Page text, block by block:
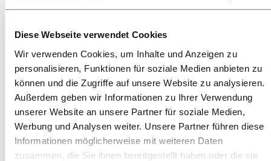
Diese Webseite verwendet Cookies
Wir verwenden Cookies, um Inhalte und Anzeigen zu
personalisieren, Funktionen für soziale Medien anbieten zu
können und die Zugriffe auf unsere Website zu analysieren.
Außerdem geben wir Informationen zu Ihrer Verwendung
unserer Website an unsere Partner für soziale Medien,
Werbung und Analysen weiter. Unsere Partner führen diese
Informationen möglicherweise mit weiteren Daten
zusammen, die Sie ihnen bereitgestellt haben oder die sie
JOBS HEIZUNG & SANITÄR AM BODENSEE
UNSER TEAM BRAUCHT
VERSTÄRKUNG!